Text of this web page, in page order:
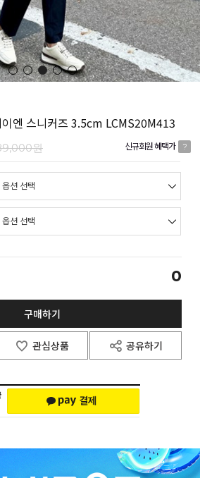
엔 스니커즈 3.5cm LCMS20M413
원 신규회원 혜택가 ?
0
구매하기
관심상품 공유하기